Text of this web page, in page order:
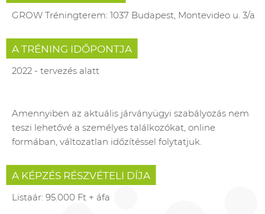
GROW Tréningterem: 1037 Budapest, Montevideo u. 3/a
A TRÉNING IDŐPONTJA
2022 - tervezés alatt
Amennyiben az aktuális járványügyi szabályozás nem
teszi lehetővé a személyes találkozókat, online
formában, változatlan időzítéssel folytatjuk.
A KÉPZÉS RÉSZVÉTELI DÍJA
Listaár: 95.000 Ft + áfa